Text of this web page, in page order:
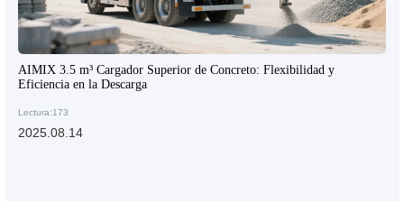
AIMIX 3.5 m³ Cargador Superior de Concreto: Flexibilidad y
Eficiencia en la Descarga
Lectura:173
2025.08.14